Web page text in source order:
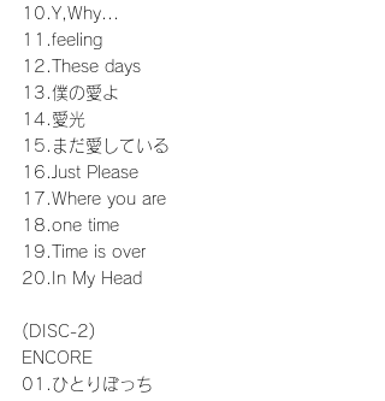
10.Y,Why...
11.feeling
12.These days
13.僕の愛よ
14.愛光
15.まだ愛している
16.Just Please
17.Where you are
18.one time
19.Time is over
20.In My Head
(DISC-2)
ENCORE
01.ひとりぼっち